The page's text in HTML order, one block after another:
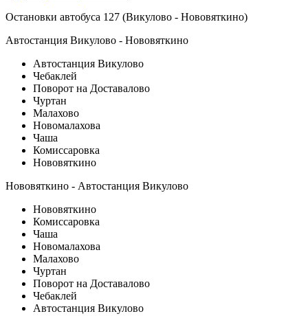
Остановки автобуса 127 (Викулово - Нововяткино)
Автостанция Викулово - Нововяткино
Автостанция Викулово
Чебаклей
Поворот на Доставалово
Чуртан
Малахово
Новомалахова
Чаша
Комиссаровка
Нововяткино
Нововяткино - Автостанция Викулово
Нововяткино
Комиссаровка
Чаша
Новомалахова
Малахово
Чуртан
Поворот на Доставалово
Чебаклей
Автостанция Викулово